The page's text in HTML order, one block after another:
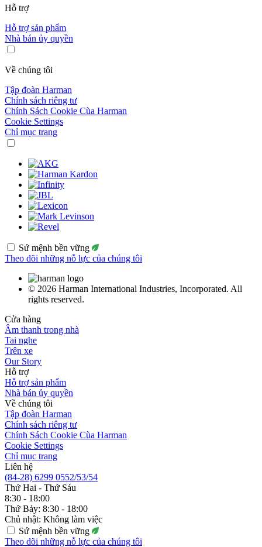
Hỗ trợ
Hỗ trợ sản phẩm
Nhà bán ủy quyền
Về chúng tôi
Tập đoàn Harman
Chính sách riêng tư
Chính Sách Cookie Cùa Harman
Cookie Settings
Chỉ mục trang
Sứ mệnh bền vững
Theo dõi những nỗ lực của chúng tôi
© 2026 Harman International Industries, Incorporated. All
rights reserved.
Cửa hàng
Âm thanh trong nhà
Tai nghe
Trên xe
Our Story
Hỗ trợ
Hỗ trợ sản phẩm
Nhà bán ủy quyền
Về chúng tôi
Tập đoàn Harman
Chính sách riêng tư
Chính Sách Cookie Cùa Harman
Cookie Settings
Chỉ mục trang
Liên hệ
(84-28) 6299 0552/53/54
Thứ Hai - Thứ Sáu
8:30 - 18:00
Thứ Bảy: 8:30 - 18:00
Chủ nhật: Không làm việc
Sứ mệnh bền vững
Theo dõi những nỗ lực của chúng tôi